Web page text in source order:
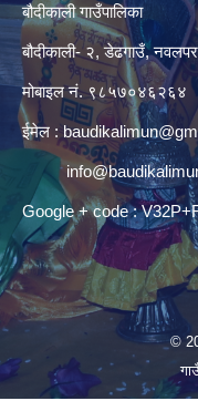
बौदीकाली गाउँपालिका
बौदीकाली- २, डेढगाउँ,
मोबाइल नं. ९८५७०४६२६४
ईमेल :
Google + code :
©